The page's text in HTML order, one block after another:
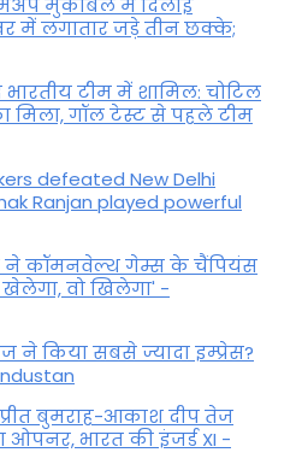
मुकाबले में दिलाई
में लगातार जड़े तीन छक्के;
टीम में शामिल: चोटिल
मिला, गॉल टेस्ट से पहले टीम
defeated New Delhi
Ranjan played powerful
ने कॉमनवेल्थ गेम्स के चैंपियंस
खेलेगा, वो खिलेगा' -
ने किया सबसे ज्यादा इम्प्रेस?
बुमराह-आकाश दीप तेज
ओपनर, भारत की इंजर्ड XI -